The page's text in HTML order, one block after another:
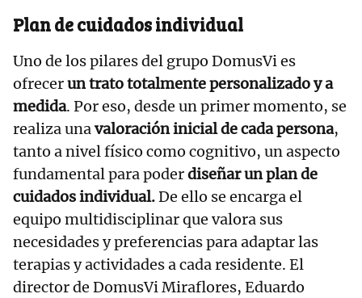
Plan de cuidados individual
Uno de los pilares del grupo DomusVi es
ofrecerun trato totalmente personalizado y a
medida. Por eso, desde un primer momento, se
realiza unavaloración inicial de cada persona,
tanto a nivel físico como cognitivo, un aspecto
fundamental para poderdiseñar un plan de
cuidados individual.De ello se encarga el
equipo multidisciplinar que valora sus
necesidades y preferencias para adaptar las
terapias y actividades a cada residente. El
director de DomusVi Miraflores, Eduardo